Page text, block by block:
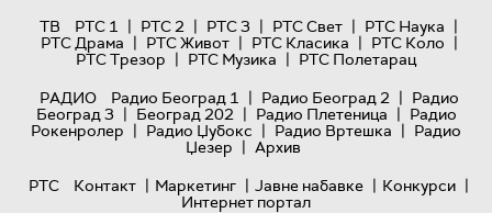
ТВ
РТС 1 | РТС 2 | РТС 3 | РТС Свет | РТС Наука |
РТС Драма | РТС Живот | РТС Класика | РТС Коло |
РТС Трезор | РТС Музика | РТС Полетарац
РАДИО
Радио Београд 1 | Радио Београд 2 | Радио
Београд 3 | Београд 202 | Радио Плетеница | Радио
Рокенролер | Радио Џубокс | Радио Вртешка | Радио
Џезер | Архив
РТС
Контакт | Маркетинг | Јавне набавке | Конкурси |
Интернет портал